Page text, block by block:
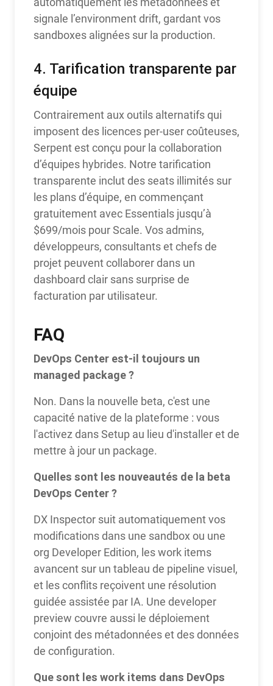
signale l’environment drift, gardant vos
sandboxes alignées sur la production.
4. Tarification transparente par
équipe
Contrairement aux outils alternatifs qui
imposent des licences per-user coûteuses,
Serpent est conçu pour la collaboration
d’équipes hybrides. Notre tarification
transparente inclut des seats illimités sur
les plans d’équipe, en commençant
gratuitement avec Essentials jusqu’à
$699/mois pour Scale. Vos admins,
développeurs, consultants et chefs de
projet peuvent collaborer dans un
dashboard clair sans surprise de
facturation par utilisateur.
FAQ
DevOps Center est-il toujours un
managed package ?
Non. Dans la nouvelle beta, c'est une
capacité native de la plateforme : vous
l'activez dans Setup au lieu d'installer et de
mettre à jour un package.
Quelles sont les nouveautés de la beta
DevOps Center ?
DX Inspector suit automatiquement vos
modifications dans une sandbox ou une
org Developer Edition, les work items
avancent sur un tableau de pipeline visuel,
et les conflits reçoivent une résolution
guidée assistée par IA. Une developer
preview couvre aussi le déploiement
conjoint des métadonnées et des données
de configuration.
Que sont les work items dans DevOps